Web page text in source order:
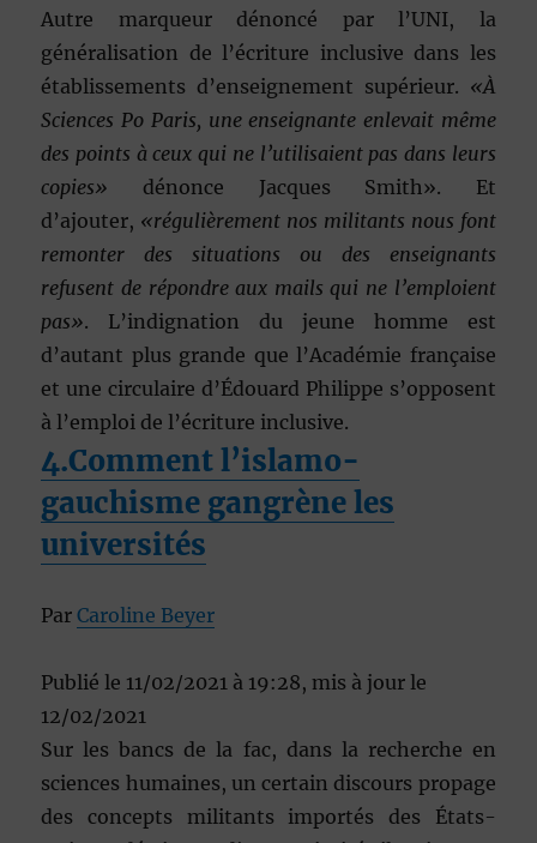
Autre marqueur dénoncé par l’UNI, la
généralisation de l’écriture inclusive dans les
établissements d’enseignement supérieur. «À
Sciences Po Paris, une enseignante enlevait même
des points à ceux qui ne l’utilisaient pas dans leurs
copies» dénonce Jacques Smith». Et
d’ajouter, «régulièrement nos militants nous font
remonter des situations ou des enseignants
refusent de répondre aux mails qui ne l’emploient
pas». L’indignation du jeune homme est
d’autant plus grande que l’Académie française
et une circulaire d’Édouard Philippe s’opposent
à l’emploi de l’écriture inclusive.
4.Comment l’islamo-
gauchisme gangrène les
universités
ParCaroline Beyer
Publié le 11/02/2021 à 19:28, mis à jour le
12/02/2021
Sur les bancs de la fac, dans la recherche en
sciences humaines, un certain discours propage
des concepts militants importés des États-